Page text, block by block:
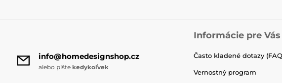
info@homedesignshop.cz
alebo píšte kedykoľvek
Informácie pre Vás
Často kladené dotazy
Vernostný program